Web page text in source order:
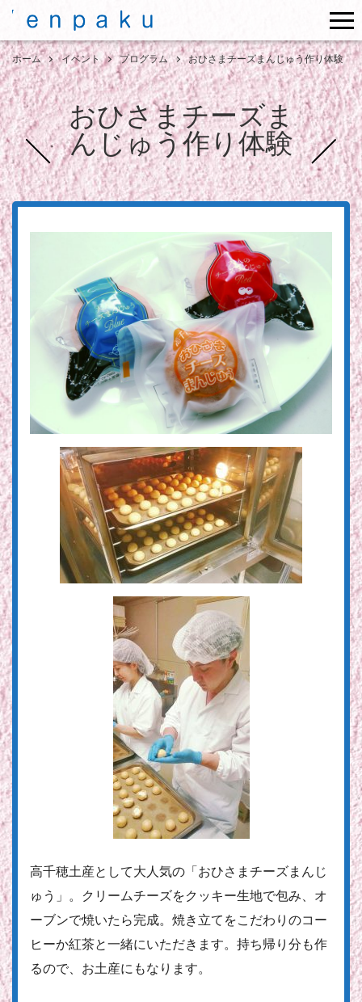
ホーム イベント プログラム おひさまチーズまんじゅう作り体験
おひさまチーズま
んじゅう作り体験
高千穂土産として大人気の「おひさまチーズまんじ
ゅう」。クリームチーズをクッキー生地で包み、オ
ーブンで焼いたら完成。焼き立てをこだわりのコー
ヒーか紅茶と一緒にいただきます。持ち帰り分も作
るので、お土産にもなります。